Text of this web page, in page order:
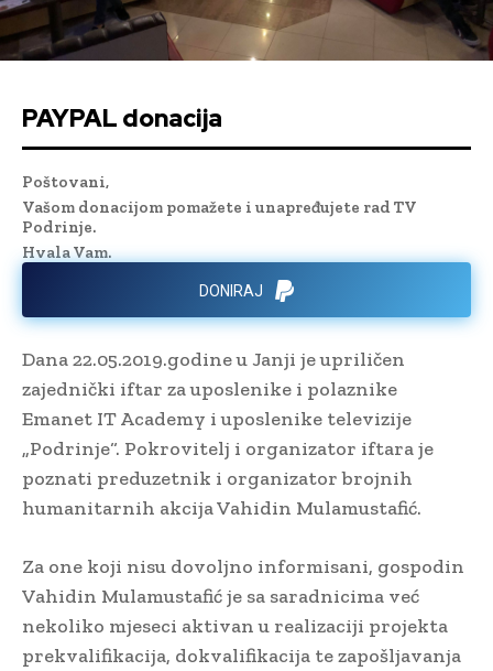
PAYPAL donacija
Poštovani,
Vašom donacijom pomažete i unapređujete rad TV
Podrinje.
Hvala Vam.
DONIRAJ
Dana 22.05.2019.godine u Janji je upriličen
zajednički iftar za uposlenike i polaznike
Emanet IT Academy i uposlenike televizije
„Podrinje“. Pokrovitelj i organizator iftara je
poznati preduzetnik i organizator brojnih
humanitarnih akcija Vahidin Mulamustafić.
Za one koji nisu dovoljno informisani, gospodin
Vahidin Mulamustafić je sa saradnicima već
nekoliko mjeseci aktivan u realizaciji projekta
prekvalifikacija, dokvalifikacija te zapošljavanja